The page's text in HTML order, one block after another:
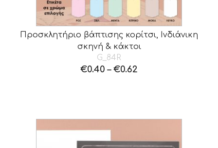
Προσκλητήριο βάπτισης κορίτσι, Ινδιάνικη
σκηνή & κάκτοι
G_84R
€0.40 – €0.62